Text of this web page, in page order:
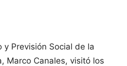
y Previsión Social de la
Marco Canales, visitó los